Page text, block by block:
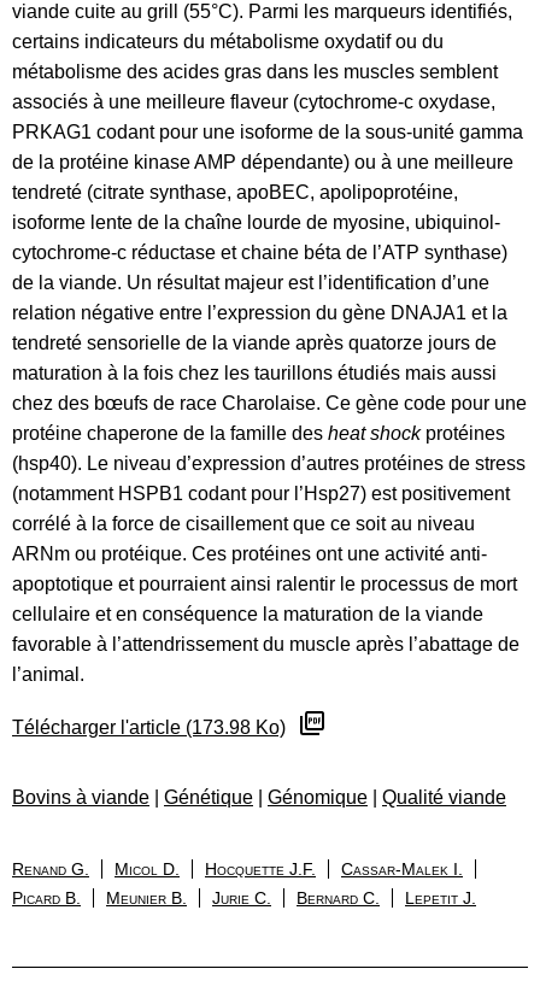
viande cuite au grill (55°C). Parmi les marqueurs identifiés,
certains indicateurs du métabolisme oxydatif ou du
métabolisme des acides gras dans les muscles semblent
associés à une meilleure flaveur (cytochrome-c oxydase,
PRKAG1 codant pour une isoforme de la sous-unité gamma
de la protéine kinase AMP dépendante) ou à une meilleure
tendreté (citrate synthase, apoBEC, apolipoprotéine,
isoforme lente de la chaîne lourde de myosine, ubiquinol-
cytochrome-c réductase et chaine béta de l’ATP synthase)
de la viande. Un résultat majeur est l’identification d’une
relation négative entre l’expression du gène DNAJA1 et la
tendreté sensorielle de la viande après quatorze jours de
maturation à la fois chez les taurillons étudiés mais aussi
chez des bœufs de race Charolaise. Ce gène code pour une
protéine chaperone de la famille des heat shockprotéines
(hsp40). Le niveau d’expression d’autres protéines de stress
(notamment HSPB1 codant pour l’Hsp27) est positivement
corrélé à la force de cisaillement que ce soit au niveau
ARNm ou protéique. Ces protéines ont une activité anti-
apoptotique et pourraient ainsi ralentir le processus de mort
cellulaire et en conséquence la maturation de la viande
favorable à l’attendrissement du muscle après l’abattage de
l’animal.
Télécharger l'article (173.98 Ko)
Bovins à viande Génétique Génomique Qualité viande
Renand G. Micol D. Hocquette J.F.
Cassar-Malek I.
Picard B.
Meunier B. Jurie C. Bernard C. Lepetit J.